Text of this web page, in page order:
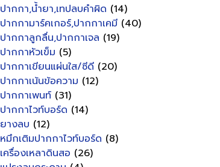
ปากกา,น้ำยา,เทปลบคำผิด (14)
ปากกามาร์คเกอร์,ปากกาเคมี (40)
ปากกาลูกลื่น,ปากกาเจล (19)
ปากกาหัวเข็ม (5)
ปากกาเขียนแผ่นใส/ซีดี (20)
ปากกาเน้นข้อความ (12)
ปากกาเพนท์ (31)
ปากกาไวท์บอร์ด (14)
ยางลบ (12)
หมึกเติมปากกาไวท์บอร์ด (8)
เครื่องเหลาดินสอ (26)